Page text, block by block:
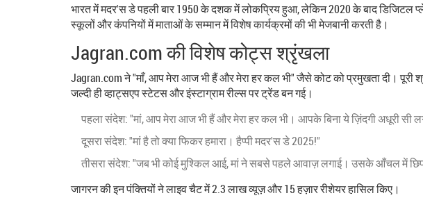
भारत में मदर'स डे पहली बार 1950 के दशक में लोकप्रिय हुआ, लेकिन 2020 के बाद डिजिटल
स्कूलों और कंपनियों में माताओं के सम्मान में विशेष कार्यक्रमों की भी मेजबानी करती है।
Jagran.com की विशेष कोट्स श्रृंखला
Jagran.comने "माँ, आप मेरा आज भी हैं और मेरा हर कल भी" जैसे कोट को प्रमुखता दी। पूरी
जल्दी ही व्हाट्सएप स्टेटस और इंस्टाग्राम रील्स पर ट्रेंड बन गई।
पहला संदेश: "मां, आप मेरा आज भी हैं और मेरा हर कल भी। आपके बिना ये ज़िंदगी अधूरी सी
दूसरा संदेश: "मां है तो क्या फिकर हमारा। हैप्पी मदर'स डे 2025!"
तीसरा संदेश: "जब भी कोई मुश्किल आई, मां ने सबसे पहले आवाज़ लगाई। उसके आँचल में
जागरन की इन पंक्तियों ने लाइव चैट में 2.3 लाख व्यूज़ और 15 हज़ार रीशेयर हासिल किए।